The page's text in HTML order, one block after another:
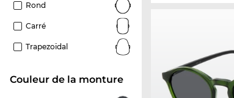
Rond
Carré
Trapezoïdal
Couleur de la monture